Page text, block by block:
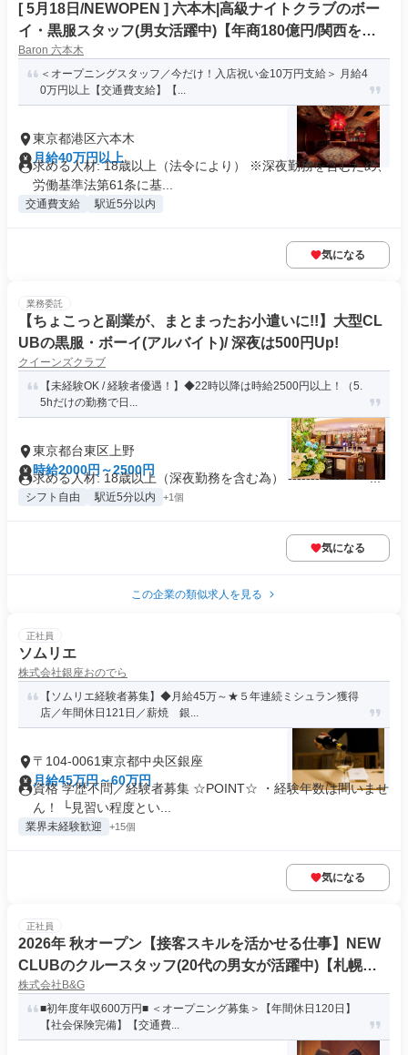
[ 5月18日/NEWOPEN ] 六本木|高級ナイトクラブのボー
イ・黒服スタッフ(男女活躍中)【年商180億円/関西を代
表する大手グループ】
Baron 六本木
＜オープニングスタッフ／今だけ！入店祝い金10万円支給＞ 月給4
0万円以上【交通費支給】【...
東京都港区六本木
月給40万円以上
求める人材: 18歳以上（法令により） ※深夜勤務を含むため、
労働基準法第61条に基...
交通費支給 駅近5分以内
気になる
業務委託
【ちょこっと副業が、まとまったお小遣いに!!】大型CL
UBの黒服・ボーイ(アルバイト)/ 深夜は500円Up!
クイーンズクラブ
【未経験OK / 経験者優遇！】◆22時以降は時給2500円以上！（5.
5hだけの勤務で日...
東京都台東区上野
時給2000円～2500円
求める人材: 18歳以上（深夜勤務を含む為） ------------------...
シフト自由 駅近5分以内 +1個
気になる
この企業の類似求人を見る
正社員
ソムリエ
株式会社銀座おのでら
【ソムリエ経験者募集】◆月給45万～★５年連続ミシュラン獲得
店／年間休日121日／薪焼 銀...
〒104-0061東京都中央区銀座
月給45万円～60万円
資格 学歴不問／経験者募集 ☆POINT☆ ・経験年数は問いませ
ん！ └見習い程度とい...
業界未経験歓迎 +15個
気になる
正社員
2026年 秋オープン【接客スキルを活かせる仕事】NEW
CLUBのクルースタッフ(20代の男女が活躍中)【札幌を
代表する大手グループが東京エリアに初上陸】
株式会社B&G
■初年度年収600万円■ ＜オープニング募集＞【年間休日120日】
【社会保険完備】【交通費...